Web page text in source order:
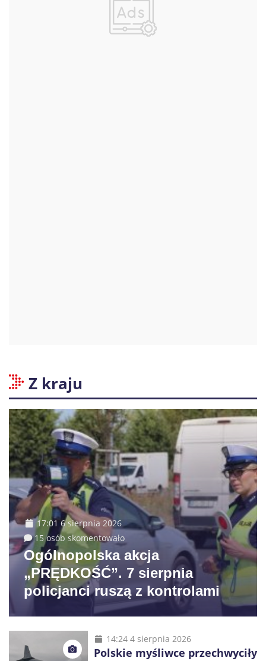
Z kraju
17:01 6 sierpnia 2026
15 osób skomentowało
Ogólnopolska akcja
„PRĘDKOŚĆ”. 7 sierpnia
policjanci ruszą z kontrolami
14:24 4 sierpnia 2026
Polskie myśliwce przechwyciły